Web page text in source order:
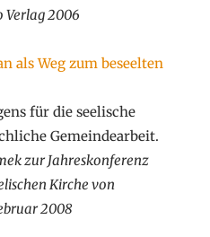
Verlag 2006
als Weg zum beseelten
für die seelische
Gemeindearbeit.
zur Jahreskonferenz
Kirche von
2008